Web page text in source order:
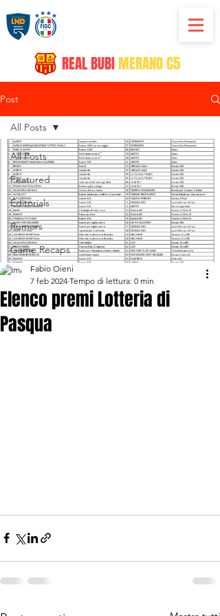
REALBUBIMERANO C5
Post
All Posts
Featured
Editorials
Rumors
Game Recaps
All Posts
Elenco premi Lotteria di
Pasqua
Fabio Oieni
7 feb 2024 Tempo di lettura: 0 min